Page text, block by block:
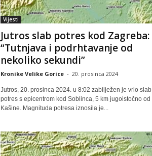
Vijesti
Jutros slab potres kod Zagreba:
“Tutnjava i podrhtavanje od
nekoliko sekundi”
Kronike Velike Gorice - 20. prosinca 2024
Jutros, 20. prosinca 2024. u 8:02 zabilježen je vrlo slab
potres s epicentrom kod Soblinca, 5 km jugoistočno od
Kašine. Magnituda potresa iznosila je...